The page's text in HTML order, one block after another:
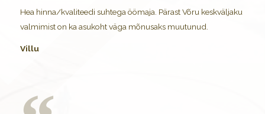
Hea hinna/kvaliteedi suhtega öömaja. Pärast Võru keskväljaku
valmimist on ka asukoht väga mõnusaks muutunud.
Villu